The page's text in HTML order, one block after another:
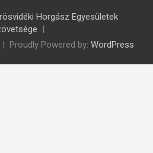
Horgász Egyesületek
Proudly Powered by: WordPress